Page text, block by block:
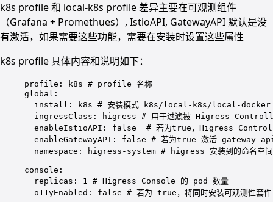
k8s profile 和 local-k8s profile 差异主要在可观测组件
（Grafana + Promethues）, IstioAPI, GatewayAPI 默认是没
有激活，如果需要这些功能，需要在安装时设置这些属性
k8s profile 具体内容和说明如下：
profile : k8s # profile 名称
global :
install : k8s # 安装模式 k8s/local-k8s/local-docker
ingressClass : higress # 用于过滤被 Higress
enableIstioAPI : false
# 若为true，Higress
enableGatewayAPI : false # 若为true 激活 gateway
namespace : higress-system # higress 安装到的命名空间
console :
replicas : 1 # Higress Console 的 pod 数量
o11yEnabled : false # 若为 true，将同时安装可观测性套